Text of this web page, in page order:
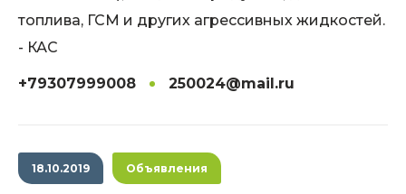
топлива, ГСМ и других агрессивных жидкостей.
- КАС
+79307999008 250024@mail.ru
18.10.2019 Объявления